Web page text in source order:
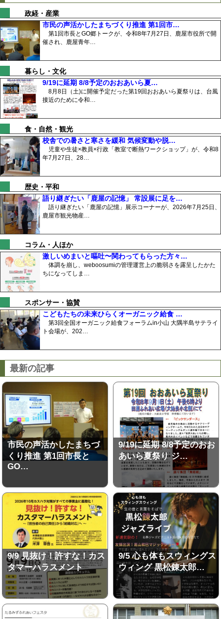
政経・産業
市民の声活かしたまちづくり推進 第1回市…
第1回市長とGO郷トークが、令和8年7月27日、鹿屋市役所で開
催され、鹿屋青年…
暮らし・文化
9/19に延期 8/8予定のおおあいら夏…
8月8日（土)に開催予定だった第19回おおあいら夏祭りは、台風
接近のために令和…
食・自然・観光
校舎での暑さと寒さを緩和 気候変動や脱…
児童や生徒×教員×行政「教室で断熱ワークショップ」が、令和8
年7月27日、28…
歴史・平和
語り継ぎたい「鹿屋の記憶」 常設展に足を…
語り継ぎたい「鹿屋の記憶」展示コーナーが、2026年7月25日、
鹿屋市観光物産…
コラム・人ほか
激しいめまいと嘔吐〜関わってもらった方々…
体調を崩し、weboosumiの管理運営上の脆弱さを露呈したかた
ちになってしま…
スポンサー・協賛
こどもたちの未来ひらくオーガニック給食 …
第3回全国オーガニック給食フォーラムin小山 大隅半島サテライ
ト会場が、202…
最新の記事
市民の声活かしたまちづ
くり推進 第1回市長と
GO…
9/19に延期 8/8予定のおお
あいら夏祭り ジ…
9/9 見抜け！許すな！カス
タマーハラスメント
9/5 心も体もスウィングス
ウィング 黒松錬太郎…